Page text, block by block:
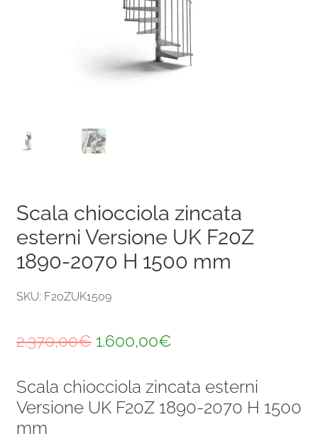
Scala chiocciola zincata
esterni Versione UK F20Z
1890-2070 H 1500 mm
SKU: F20ZUK1509
2.370,00€ Il
originale
era:
1.600,00€Il
attuale
è:
Scala chiocciola zincata esterni
Versione UK F20Z 1890-2070 H 1500
mm